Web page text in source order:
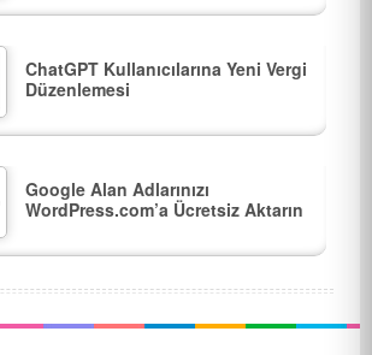
ChatGPT Kullanıcılarına Yeni Vergi
Düzenlemesi
Google Alan Adlarınızı
WordPress.com’a Ücretsiz Aktarın